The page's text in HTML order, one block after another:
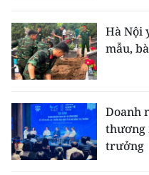
Hà Nội
mẫu,
Doanh
thương
trưởng